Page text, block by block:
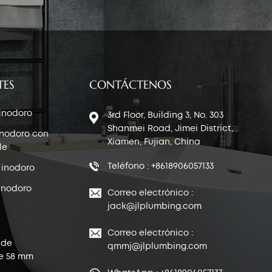
con
58 mm
CONTÁCTENOS
3rd Floor, Building 3, No. 303
Shanmei Road, Jimei District,
Xiamen, Fujian, China
Teléfono : +8618906057133
Correo electrónico :
jack@jlplumbing.com
Correo electrónico :
qmmj@jlplumbing.com